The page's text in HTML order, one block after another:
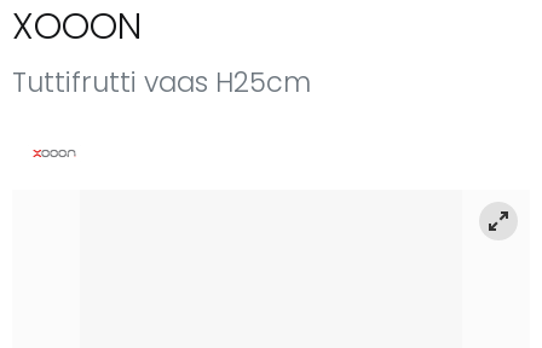
XOOON
Tuttifrutti vaas H25cm